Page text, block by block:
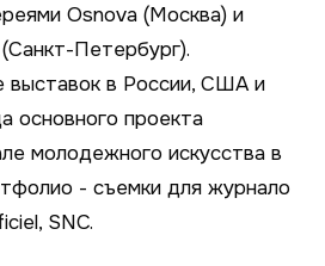
Osnova (Москва) и
Петербург).
выставок в России, США и
основного проекта
молодежного искусства в
- съемки для журнало
SNC.